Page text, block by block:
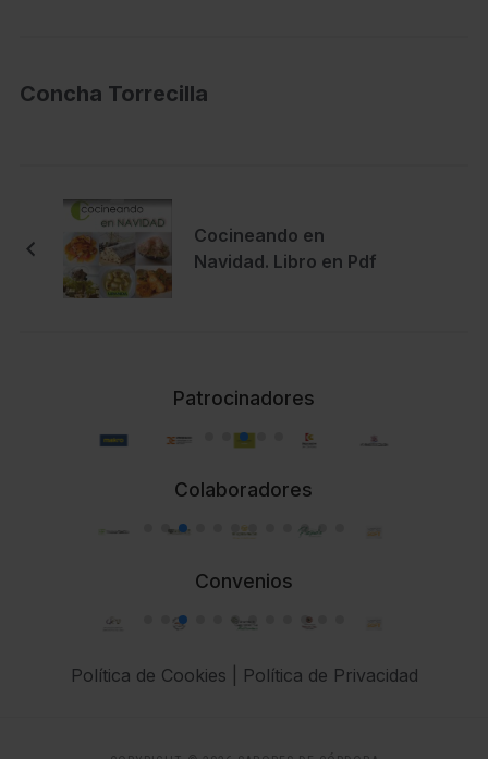
Concha Torrecilla
Cocineando en
Navidad. Libro en Pdf
Patrocinadores
Colaboradores
Convenios
Política de Cookies Política de Privacidad